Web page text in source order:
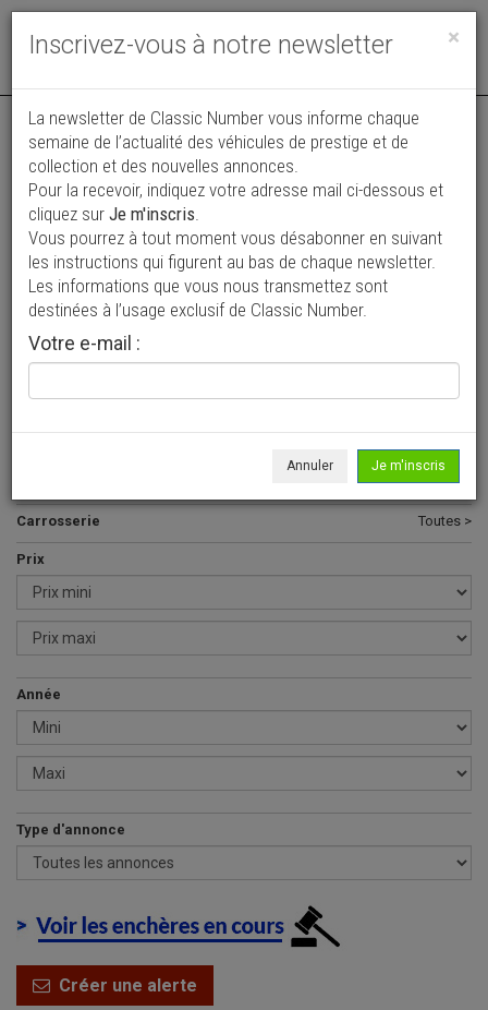
Toggle
Vos annonces vues par
plus de 4 millions de collectionneurs
Ajouter une annonce
> Rechercher un véhicule
E >
Carrosserie Toutes >
Prix
Année
Type d'annonce
Créer une alerte
×
Inscrivez-vous à notre newsletter
La newsletter de Classic Number vous informe chaque
semaine de l’actualité des véhicules de prestige et de
collection et des nouvelles annonces.
Pour la recevoir, indiquez votre adresse mail ci-dessous et
cliquez sur Je m'inscris.
Vous pourrez à tout moment vous désabonner en suivant
les instructions qui figurent au bas de chaque newsletter.
Les informations que vous nous transmettez sont
destinées à l’usage exclusif de Classic Number.
Votre e-mail :
Annuler Je m'inscris